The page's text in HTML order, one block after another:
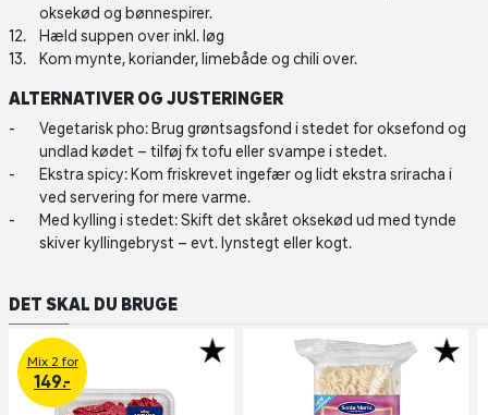
oksekød og bønnespirer.
Hæld suppen over inkl. løg
Kom mynte, koriander, limebåde og chili over.
ALTERNATIVER OG JUSTERINGER
Vegetarisk pho: Brug grøntsagsfond i stedet for oksefond og
undlad kødet – tilføj fx tofu eller svampe i stedet.
Ekstra spicy: Kom friskrevet ingefær og lidt ekstra sriracha i
ved servering for mere varme.
Med kylling i stedet: Skift det skåret oksekød ud med tynde
skiver kyllingebryst – evt. lynstegt eller kogt.
DET SKAL DU BRUGE
Mix 2 for
149.-